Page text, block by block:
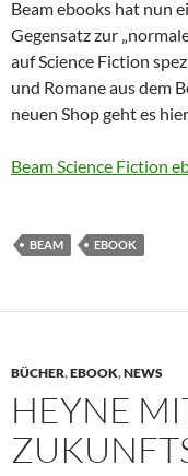
Beam ebooks hat nun
Gegensatz zur
auf Science Fiction
und Romane aus dem
neuen Shop geht es
Beam Science Fiction
BEAM EBOOK
BÜCHER,EBOOK,NEWS
HEYNE